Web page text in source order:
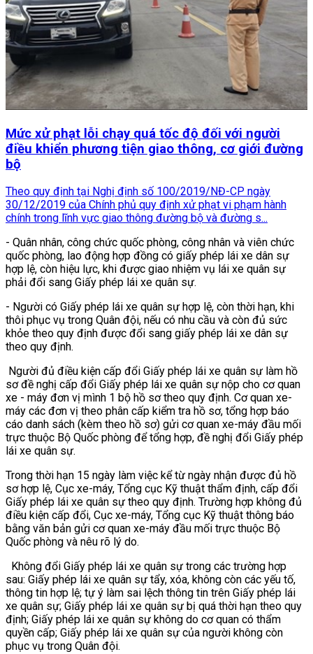
Mức xử phạt lỗi chạy quá tốc độ đối với người
điều khiển phương tiện giao thông, cơ giới đường
bộ
Theo quy định tại Nghị định số 100/2019/NĐ-CP ngày
30/12/2019 của Chính phủ quy định xử phạt vi phạm hành
chính trong lĩnh vực giao thông đường bộ và đường s...
- Quân nhân, công chức quốc phòng, công nhân và viên chức
quốc phòng, lao động hợp đồng có giấy phép lái xe dân sự
hợp lệ, còn hiệu lực, khi được giao nhiệm vụ lái xe quân sự
phải đổi sang Giấy phép lái xe quân sự.
- Người có Giấy phép lái xe quân sự hợp lệ, còn thời hạn, khi
thôi phục vụ trong Quân đội, nếu có nhu cầu và còn đủ sức
khỏe theo quy định được đổi sang giấy phép lái xe dân sự
theo quy định.
Người đủ điều kiện cấp đổi Giấy phép lái xe quân sự làm hồ
sơ đề nghị cấp đổi Giấy phép lái xe quân sự nộp cho cơ quan
xe - máy đơn vị mình 1 bộ hồ sơ theo quy định. Cơ quan xe-
máy các đơn vị theo phân cấp kiểm tra hồ sơ, tổng hợp báo
cáo danh sách (kèm theo hồ sơ) gửi cơ quan xe-máy đầu mối
trực thuộc Bộ Quốc phòng để tổng hợp, đề nghị đổi Giấy phép
lái xe quân sự.
Trong thời hạn 15 ngày làm việc kể từ ngày nhận được đủ hồ
sơ hợp lệ, Cục xe-máy, Tổng cục Kỹ thuật thẩm định, cấp đổi
Giấy phép lái xe quân sự theo quy định. Trường hợp không đủ
điều kiện cấp đổi, Cục xe-máy, Tổng cục Kỹ thuật thông báo
bằng văn bản gửi cơ quan xe-máy đầu mối trực thuộc Bộ
Quốc phòng và nêu rõ lý do.
Không đổi Giấy phép lái xe quân sự trong các trường hợp
sau: Giấy phép lái xe quân sự tẩy, xóa, không còn các yếu tố,
thông tin hợp lệ; tự ý làm sai lệch thông tin trên Giấy phép lái
xe quân sự; Giấy phép lái xe quân sự bị quá thời hạn theo quy
định; Giấy phép lái xe quân sự không do cơ quan có thẩm
quyền cấp; Giấy phép lái xe quân sự của người không còn
phục vụ trong Quân đội.